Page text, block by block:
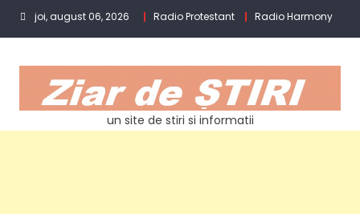
joi, august 06, 2026 Radio Protestant Radio Harmony
un site de stiri si informatii